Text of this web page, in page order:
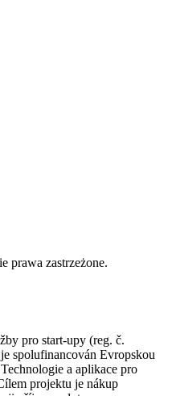
prawa zastrzeżone.
pro start-upy (reg. č.
spolufinancován Evropskou
a aplikace pro
projektu je nákup